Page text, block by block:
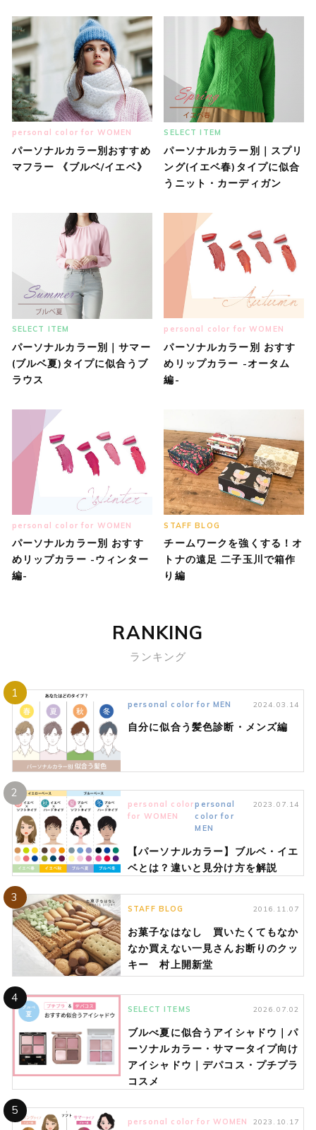
personal color for WOMEN
パーソナルカラー別おすすめ
マフラー 《ブルベ/イエベ》
SELECT ITEM
パーソナルカラー別｜スプリ
ング(イエベ春)タイプに似合
うニット・カーディガン
SELECT ITEM
パーソナルカラー別｜サマー
(ブルベ夏)タイプに似合うブ
ラウス
personal color for WOMEN
パーソナルカラー別 おすす
めリップカラー -オータム
編-
personal color for WOMEN
パーソナルカラー別 おすす
めリップカラー -ウィンター
編-
STAFF BLOG
チームワークを強くする！オ
トナの遠足 二子玉川で箱作
り編
RANKING
ランキング
1
personal color for MEN 2024.03.14
自分に似合う髪色診断・メンズ編
2
personal color
for WOMEN
personal
color for
MEN
2023.07.14
【パーソナルカラー】ブルベ・イエ
ベとは？違いと見分け方を解説
3
STAFF BLOG 2016.11.07
お菓子なはなし 買いたくてもなか
なか買えない一見さんお断りのクッ
キー 村上開新堂
4
SELECT ITEMS 2026.07.02
ブルべ夏に似合うアイシャドウ｜パ
ーソナルカラー・サマータイプ向け
アイシャドウ｜デパコス・プチプラ
コスメ
5
personal color for WOMEN 2023.10.17